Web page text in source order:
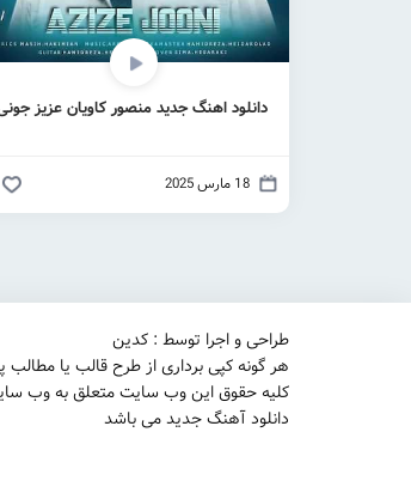
دانلود اهنگ جدید منصور کاویان عزیز
18 مارس 2025
طراحی و اجرا توسط : کدین
هر گونه کپی برداری از طرح قالب یا مطالب
کلیه حقوق این وب سایت متعلق به وب
دانلود آهنگ جدید می باشد